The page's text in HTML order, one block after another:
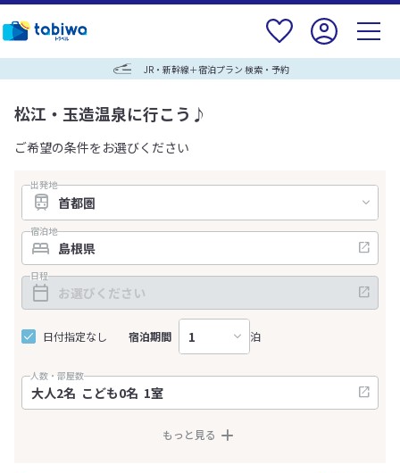
JR・新幹線＋宿泊プラン 検索・予約
松江・玉造温泉に行こう♪
ご希望の条件をお選びください
出発地
宿泊地
日程
日付指定なし 宿泊期間 泊
人数・部屋数
もっと見る